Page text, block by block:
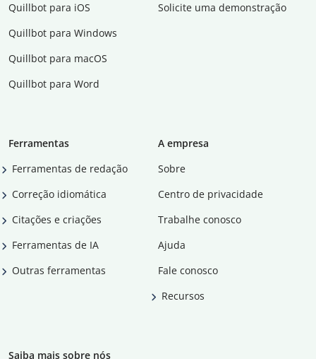
Quillbot para iOS
Quillbot para Windows
Quillbot para macOS
Quillbot para Word
Solicite uma demonstração
Ferramentas
Ferramentas de redação
Correção idiomática
Citações e criações
Ferramentas de IA
Outras ferramentas
A empresa
Sobre
Centro de privacidade
Trabalhe conosco
Ajuda
Fale conosco
Recursos
Saiba mais sobre nós